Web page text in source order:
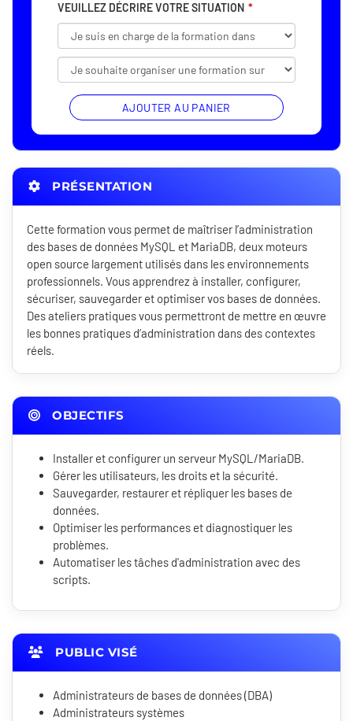
VEUILLEZ DÉCRIRE VOTRE SITUATION
AJOUTER AU PANIER
PRÉSENTATION
Cette formation vous permet de maîtriser l’administration
des bases de données MySQL et MariaDB, deux moteurs
open source largement utilisés dans les environnements
professionnels. Vous apprendrez à installer, configurer,
sécuriser, sauvegarder et optimiser vos bases de données.
Des ateliers pratiques vous permettront de mettre en œuvre
les bonnes pratiques d’administration dans des contextes
réels.
OBJECTIFS
Installer et configurer un serveur MySQL/MariaDB.
Gérer les utilisateurs, les droits et la sécurité.
Sauvegarder, restaurer et répliquer les bases de
données.
Optimiser les performances et diagnostiquer les
problèmes.
Automatiser les tâches d'administration avec des
scripts.
PUBLIC VISÉ
Administrateurs de bases de données (DBA)
Administrateurs systèmes